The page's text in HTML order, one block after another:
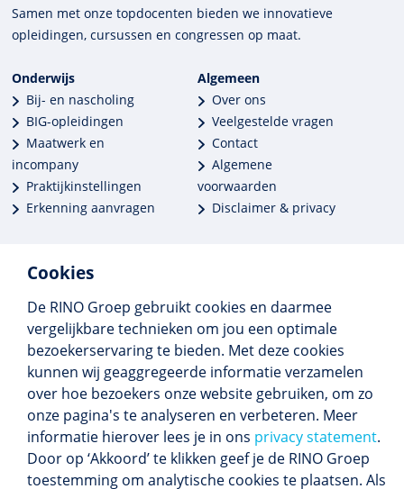
Cookies
De RINO Groep gebruikt cookies en daarmee
vergelijkbare technieken om jou een optimale
bezoekerservaring te bieden. Met deze cookies
kunnen wij geaggregeerde informatie verzamelen
over hoe bezoekers onze website gebruiken, om zo
onze pagina's te analyseren en verbeteren. Meer
informatie hierover lees je in ons privacy statement.
Door op ‘Akkoord’ te klikken geef je de RINO Groep
toestemming om analytische cookies te plaatsen. Als
Samen met onze top­docenten bieden we innova­tieve
opleidingen, cursussen en congres­sen op maat.
Onderwijs
Bij- en nascholing
BIG-opleidingen
Maatwerk en
incompany
Praktijkinstellingen
Erkenning aanvragen
Algemeen
Over ons
Veelgestelde vragen
Contact
Algemene
voorwaarden
Disclaimer & privacy
Meer dan 250 opleidingen
Alle BIG-opleidingen in huis
Cedeo-erkend en CRKBO-geregistreerd
Gemiddelde beoordeling 8,4
Volg ons
Blijf op de hoogte van het (nieuwe) scholings­